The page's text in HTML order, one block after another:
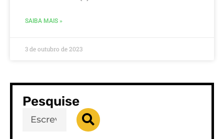
SAIBA MAIS »
3 de outubro de 2023
Pesquise